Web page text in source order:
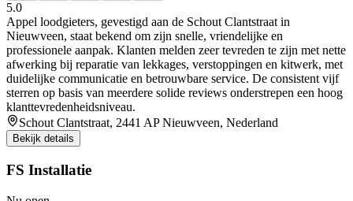
5.0
Appel loodgieters, gevestigd aan de Schout Clantstraat in
Nieuwveen, staat bekend om zijn snelle, vriendelijke en
professionele aanpak. Klanten melden zeer tevreden te zijn met nette
afwerking bij reparatie van lekkages, verstoppingen en kitwerk, met
duidelijke communicatie en betrouwbare service. De consistent vijf
sterren op basis van meerdere solide reviews onderstrepen een hoog
klanttevredenheidsniveau.
Schout Clantstraat, 2441 AP Nieuwveen, Nederland
Bekijk details
FS Installatie